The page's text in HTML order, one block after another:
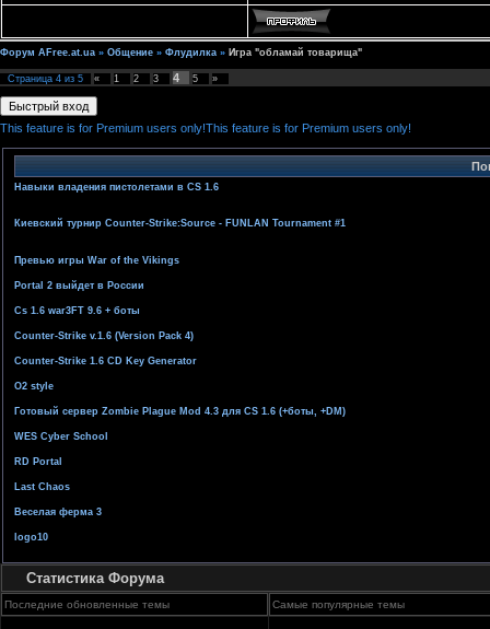
Форум AFree.at.ua » Общение » Флудилка » Игра "обламай товарища"
Страница 4 из 5 « 1 2 3 4 5 »
This feature is for Premium users only!This feature is for Premium users only!
Навыки владения пистолетами в CS 1.6
Киевский турнир Counter-Strike:Source - FUNLAN Tournament #1
Превью игры War of the Vikings
Portal 2 выйдет в России
Cs 1.6 war3FT 9.6 + боты
Counter-Strike v.1.6 (Version Pack 4)
Counter-Strike 1.6 CD Key Generator
O2 style
Готовый сервер Zombie Plague Mod 4.3 для CS 1.6 (+боты, +DM)
WES Cyber School
RD Portal
Last Chaos
Веселая ферма 3
logo10
Статистика Форума
Последние обновленные темы Самые популярные темы